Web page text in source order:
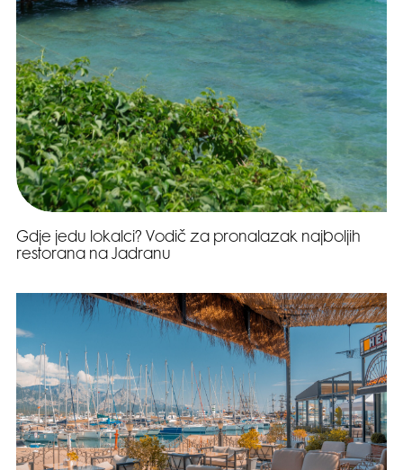
Gdje jedu lokalci? Vodič za pronalazak najboljih
restorana na Jadranu